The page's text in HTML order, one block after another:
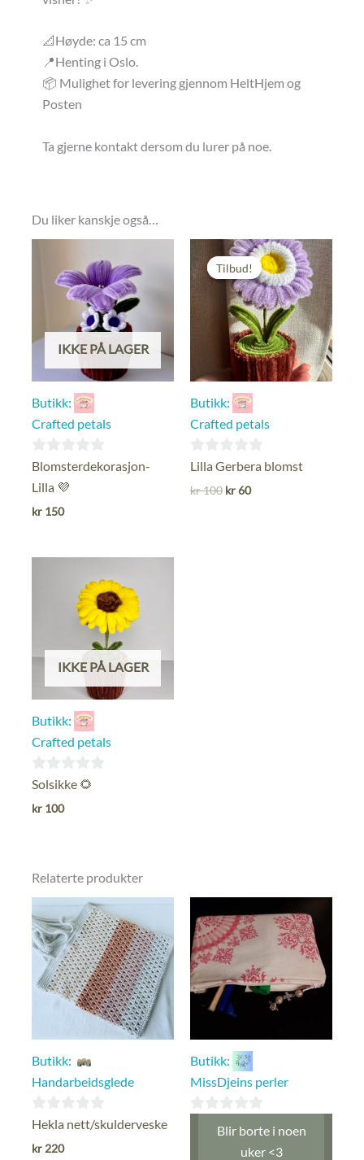
📐Høyde: ca 15 cm
📍Henting i Oslo.
📦 Mulighet for levering gjennom HeltHjem og
Posten
Ta gjerne kontakt dersom du lurer på noe.
Du liker kanskje også…
IKKE PÅ LAGER
Butikk:
Crafted petals
0
ut
av
Blomsterdekorasjon-
Lilla 💜
kr 150
Tilbud!
Butikk:
Crafted petals
0
ut
Tilbud!
Lilla Gerbera blomst
kr100 Opprinnelig
kr60Nåværende
IKKE PÅ LAGER
Butikk:
Crafted petals
0
ut
Solsikke 🌻
kr 100
Relaterte produkter
Butikk:
Handarbeidsglede
0
ut
Hekla nett/skulderveske
kr 220
Butikk:
MissDjeins perler
Blir borte i noen
uker <3